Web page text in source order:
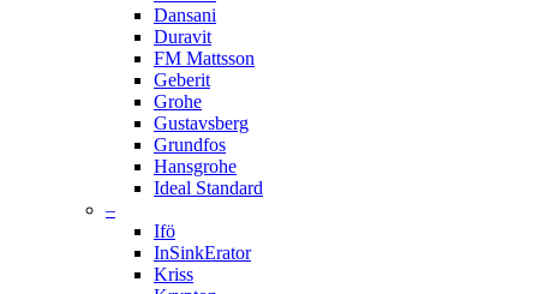
Dansani
Duravit
FM Mattsson
Geberit
Grohe
Gustavsberg
Grundfos
Hansgrohe
Ideal Standard
–
Ifö
InSinkErator
Kriss